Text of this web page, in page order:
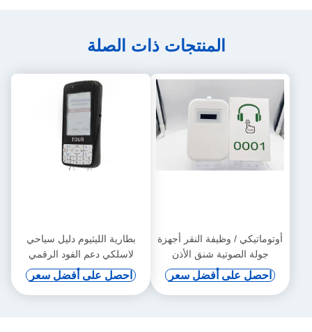
المنتجات ذات الصلة
أوتوماتيكي / وظيفة النقر أجهزة
جولة الصوتية شنق الأذن
احصل على أفضل سعر
بطارية الليثيوم دليل سياحي
لاسلكي دعم الفود الرقمي
والحث التلقائي
احصل على أفضل سعر